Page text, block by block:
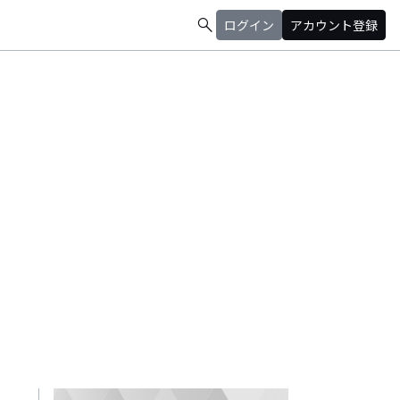
search ログイン アカウント登録